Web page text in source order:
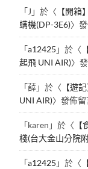
「J 」於〈 【開
螨機(DP-3E6)〉
「a12425 」於〈
起飛 UNI AIR)〉
「薛」於〈 【遊
UNI AIR)〉發佈留
「 karen 」於〈
棧(台大金山分院
「a12425 」於〈